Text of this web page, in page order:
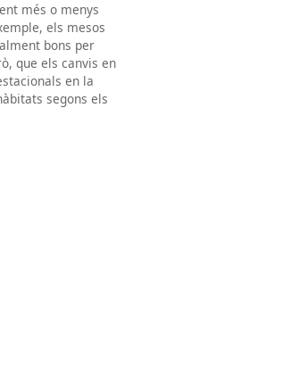
més o menys
els mesos
bons per
que els canvis en
en la
segons els